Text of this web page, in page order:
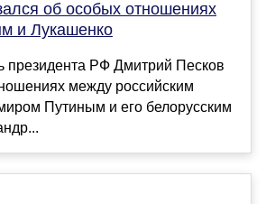
об особых отношениях
и Лукашенко
президента РФ Дмитрий Песков
между российским
Путиным и его белорусским